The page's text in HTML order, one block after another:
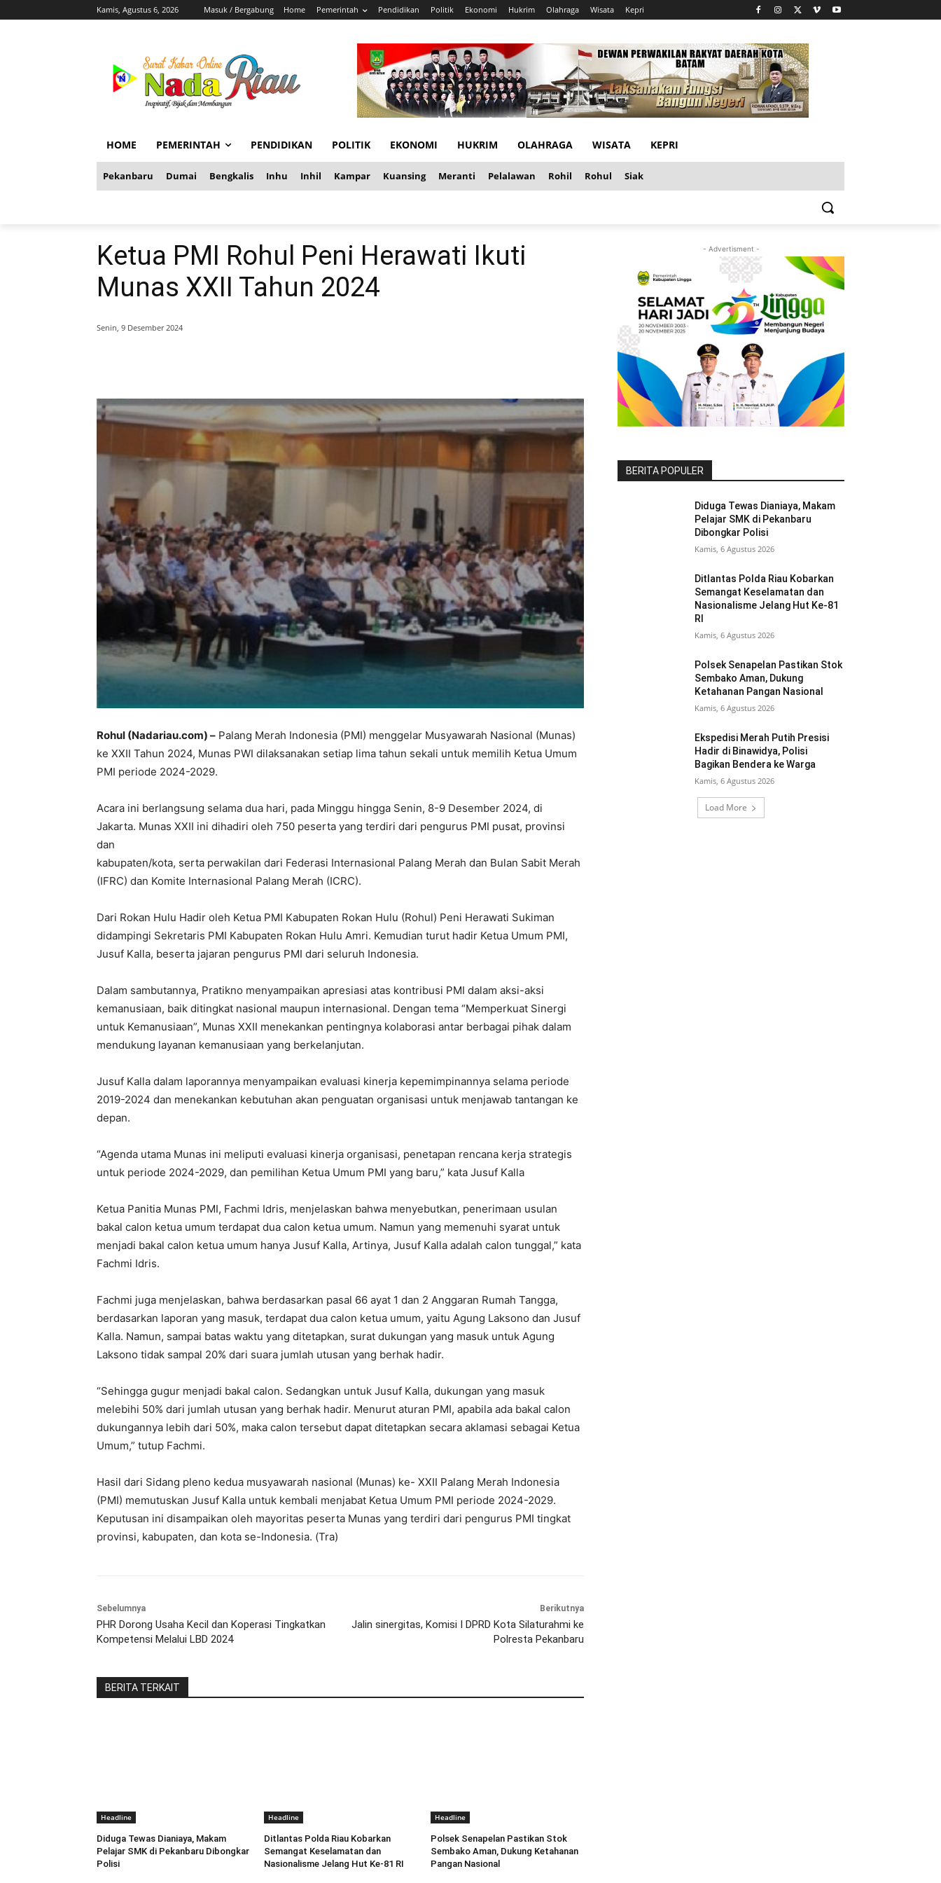
Kamis, Agustus 6, 2026 Masuk / Bergabung Home Pemerintah Pendidikan Politik Ekonomi Hukrim Olahraga Wisata Kepri
HOME PEMERINTAH PENDIDIKAN POLITIK EKONOMI HUKRIM OLAHRAGA WISATA KEPRI
Pekanbaru Dumai Bengkalis Inhu Inhil Kampar Kuansing Meranti Pelalawan Rohil Rohul Siak
Ketua PMI Rohul Peni Herawati Ikuti
Munas XXII Tahun 2024
Senin, 9 Desember 2024
Rohul (Nadariau.com) – Palang Merah Indonesia (PMI) menggelar Musyawarah Nasional (Munas)
ke XXII Tahun 2024, Munas PWI dilaksanakan setiap lima tahun sekali untuk memilih Ketua Umum
PMI periode 2024-2029.
Acara ini berlangsung selama dua hari, pada Minggu hingga Senin, 8-9 Desember 2024, di
Jakarta. Munas XXII ini dihadiri oleh 750 peserta yang terdiri dari pengurus PMI pusat, provinsi
dan
kabupaten/kota, serta perwakilan dari Federasi Internasional Palang Merah dan Bulan Sabit Merah
(IFRC) dan Komite Internasional Palang Merah (ICRC).
Dari Rokan Hulu Hadir oleh Ketua PMI Kabupaten Rokan Hulu (Rohul) Peni Herawati Sukiman
didampingi Sekretaris PMI Kabupaten Rokan Hulu Amri. Kemudian turut hadir Ketua Umum PMI,
Jusuf Kalla, beserta jajaran pengurus PMI dari seluruh Indonesia.
Dalam sambutannya, Pratikno menyampaikan apresiasi atas kontribusi PMI dalam aksi-aksi
kemanusiaan, baik ditingkat nasional maupun internasional. Dengan tema “Memperkuat Sinergi
untuk Kemanusiaan”, Munas XXII menekankan pentingnya kolaborasi antar berbagai pihak dalam
mendukung layanan kemanusiaan yang berkelanjutan.
Jusuf Kalla dalam laporannya menyampaikan evaluasi kinerja kepemimpinannya selama periode
2019-2024 dan menekankan kebutuhan akan penguatan organisasi untuk menjawab tantangan ke
depan.
“Agenda utama Munas ini meliputi evaluasi kinerja organisasi, penetapan rencana kerja strategis
untuk periode 2024-2029, dan pemilihan Ketua Umum PMI yang baru,” kata Jusuf Kalla
Ketua Panitia Munas PMI, Fachmi Idris, menjelaskan bahwa menyebutkan, penerimaan usulan
bakal calon ketua umum terdapat dua calon ketua umum. Namun yang memenuhi syarat untuk
menjadi bakal calon ketua umum hanya Jusuf Kalla, Artinya, Jusuf Kalla adalah calon tunggal,” kata
Fachmi Idris.
Fachmi juga menjelaskan, bahwa berdasarkan pasal 66 ayat 1 dan 2 Anggaran Rumah Tangga,
berdasarkan laporan yang masuk, terdapat dua calon ketua umum, yaitu Agung Laksono dan Jusuf
Kalla. Namun, sampai batas waktu yang ditetapkan, surat dukungan yang masuk untuk Agung
Laksono tidak sampal 20% dari suara jumlah utusan yang berhak hadir.
“Sehingga gugur menjadi bakal calon. Sedangkan untuk Jusuf Kalla, dukungan yang masuk
melebihi 50% dari jumlah utusan yang berhak hadir. Menurut aturan PMI, apabila ada bakal calon
dukungannya lebih dari 50%, maka calon tersebut dapat ditetapkan secara aklamasi sebagai Ketua
Umum,” tutup Fachmi.
Hasil dari Sidang pleno kedua musyawarah nasional (Munas) ke- XXII Palang Merah Indonesia
(PMI) memutuskan Jusuf Kalla untuk kembali menjabat Ketua Umum PMI periode 2024-2029.
Keputusan ini disampaikan oleh mayoritas peserta Munas yang terdiri dari pengurus PMI tingkat
provinsi, kabupaten, dan kota se-Indonesia. (Tra)
Sebelumnya
PHR Dorong Usaha Kecil dan Koperasi Tingkatkan
Kompetensi Melalui LBD 2024
Berikutnya
Jalin sinergitas, Komisi I DPRD Kota Silaturahmi ke
Polresta Pekanbaru
BERITA TERKAIT
Headline
Diduga Tewas Dianiaya, Makam
Pelajar SMK di Pekanbaru Dibongkar
Polisi
Headline
Ditlantas Polda Riau Kobarkan
Semangat Keselamatan dan
Nasionalisme Jelang Hut Ke-81 RI
Headline
Polsek Senapelan Pastikan Stok
Sembako Aman, Dukung Ketahanan
Pangan Nasional
- Advertisment -
BERITA POPULER
Diduga Tewas Dianiaya, Makam
Pelajar SMK di Pekanbaru
Dibongkar Polisi
Kamis, 6 Agustus 2026
Ditlantas Polda Riau Kobarkan
Semangat Keselamatan dan
Nasionalisme Jelang Hut Ke-81
RI
Kamis, 6 Agustus 2026
Polsek Senapelan Pastikan Stok
Sembako Aman, Dukung
Ketahanan Pangan Nasional
Kamis, 6 Agustus 2026
Ekspedisi Merah Putih Presisi
Hadir di Binawidya, Polisi
Bagikan Bendera ke Warga
Kamis, 6 Agustus 2026
Load More